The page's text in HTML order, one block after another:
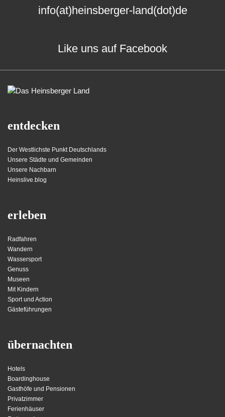
info(at)heinsberger-land(dot)de
Like uns auf Facebook
entdecken
Der Westlichste Punkt Deutschlands
Unsere Städte und Gemeinden
Unsere Nachbarn
Heinslive.blog
erleben
Radfahren
Wandern
Wassersport
Genuss
Museen
Mit Kindern
Sport und Action
Gästeführungen
übernachten
Hotels
Boardinghouse
Gasthöfe und Pensionen
Privatzimmer
Ferienhäuser